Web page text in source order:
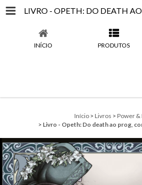
INÍCIO PRODUTOS
Início > Livros > Power &
> Livro - Opeth: Do death ao prog,